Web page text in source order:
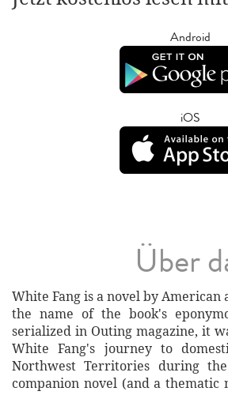
Android
iOS
Über
White Fang is a novel by
the name of the book's
serialized in Outing magazine, it
White Fang's journey to
Northwest Territories during
companion novel (and a